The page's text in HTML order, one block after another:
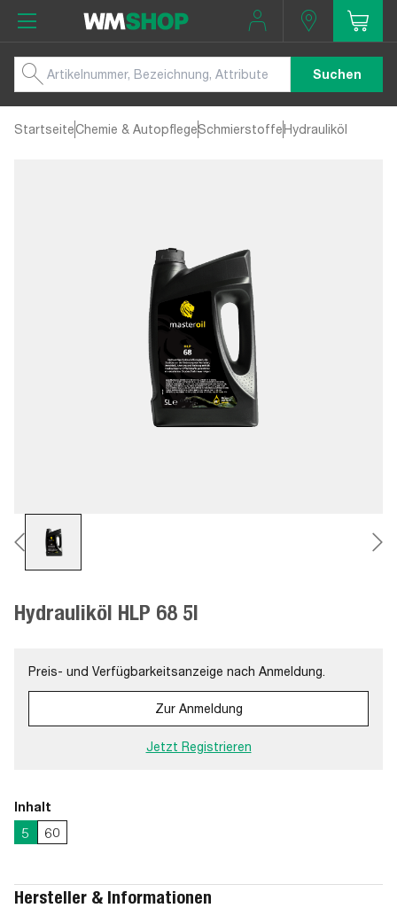
Suchen
StartseiteChemie & AutopflegeSchmierstoffeHydrauliköl
Hydrauliköl HLP 68 5l
Preis- und Verfügbarkeitsanzeige nach Anmeldung.
Zur Anmeldung
Jetzt Registrieren
Inhalt
5
60
Hersteller & Informationen